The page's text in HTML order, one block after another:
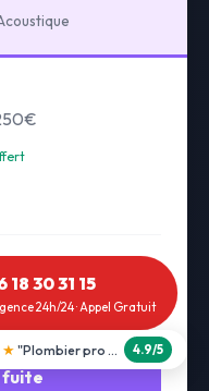
fuite
18 30 31 15
24h/24 · Appel Gratuit
"Débouchage WC en 30 min" 5.0/5